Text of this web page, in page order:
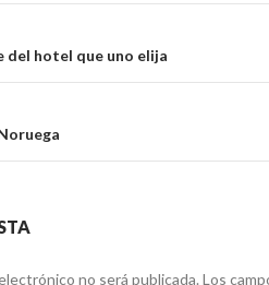
del hotel que uno elija
no será publicada. Los